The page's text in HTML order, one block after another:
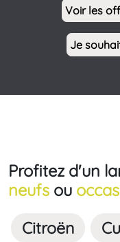
Voir les
Je
Profitez d'un
neufs ou
Citroën